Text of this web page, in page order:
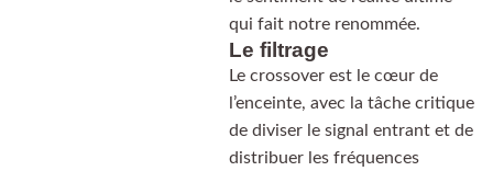
qui fait notre renommée.
Le filtrage
Le crossover est le cœur de
l’enceinte, avec la tâche critique
de diviser le signal entrant et de
distribuer les fréquences